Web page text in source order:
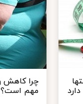
مهم است؟